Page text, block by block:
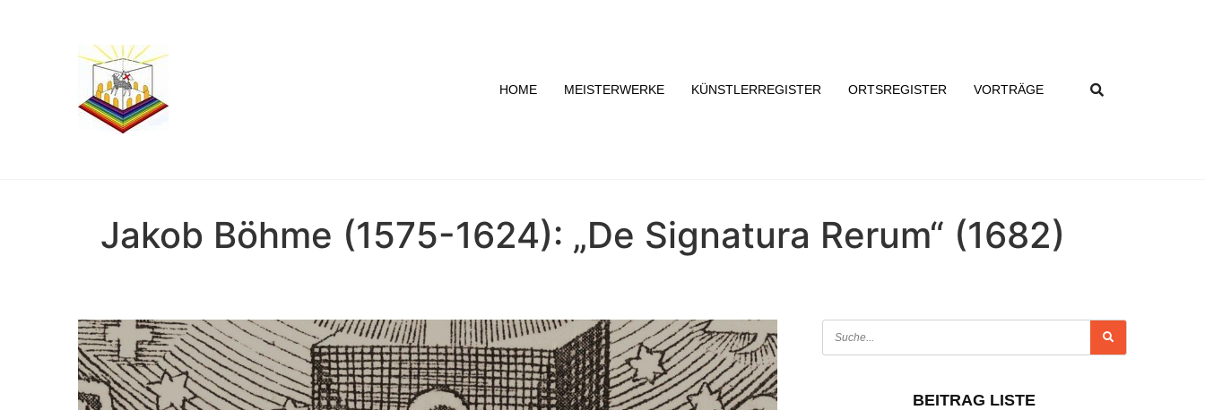
HOME MEISTERWERKE KÜNSTLERREGISTER ORTSREGISTER VORTRÄGE
Jakob Böhme (1575-1624): „De Signatura Rerum“ (1682)
BEITRAG LISTE